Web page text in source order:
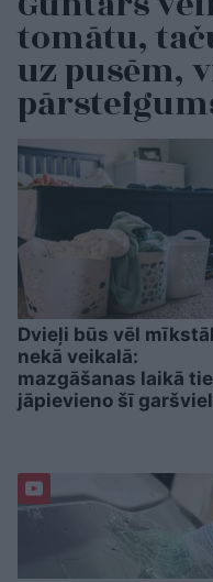
tomātu,
uz pusēm,
Dvieļi būs vēl
nekā veikalā:
mazgāšanas laikā
jāpievieno šī